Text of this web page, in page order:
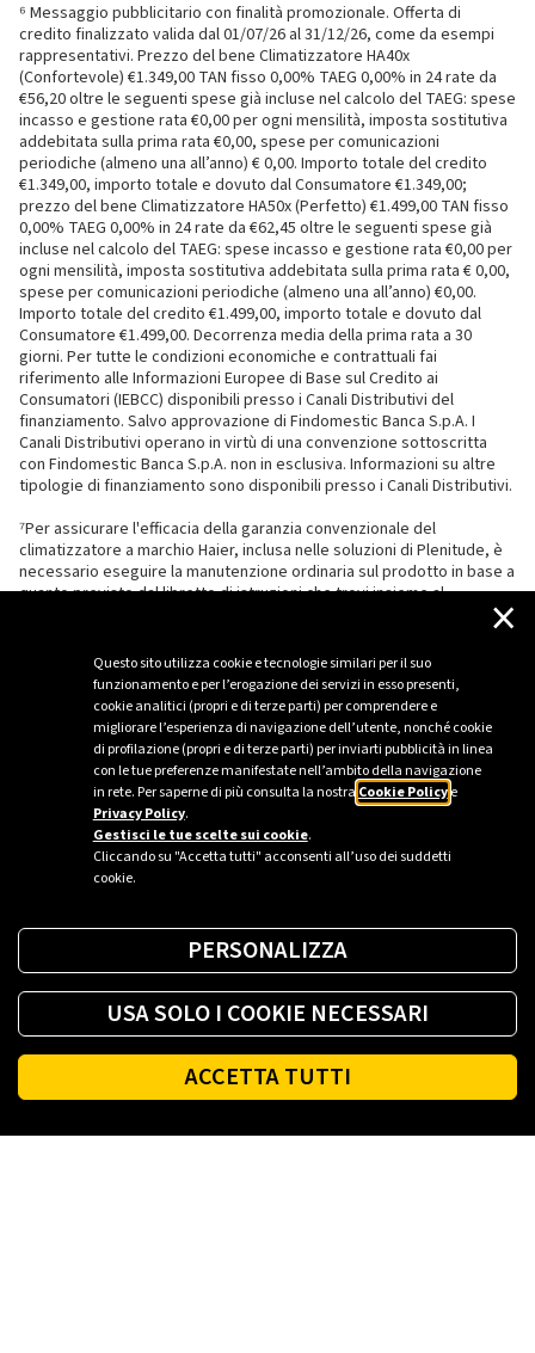
Questo sito utilizza cookie e tecnologie similari per il suo
funzionamento e per l’erogazione dei servizi in esso presenti,
cookie analitici (propri e di terze parti) per comprendere e
migliorare l’esperienza di navigazione dell’utente, nonché cookie
di profilazione (propri e di terze parti) per inviarti pubblicità in linea
con le tue preferenze manifestate nell’ambito della navigazione
in rete. Per saperne di più consulta la nostra Cookie Policye
Privacy Policy.
Gestisci le tue scelte sui cookie.
Cliccando su "Accetta tutti" acconsenti all’uso dei suddetti
cookie.
×
PERSONALIZZA
USA SOLO I COOKIE NECESSARI
ACCETTA TUTTI
⁶ Messaggio pubblicitario con finalità promozionale. Offerta di
credito finalizzato valida dal 01/07/26 al 31/12/26, come da esempi
rappresentativi. Prezzo del bene Climatizzatore HA40x
(Confortevole) €1.349,00 TAN fisso 0,00% TAEG 0,00% in 24 rate da
€56,20 oltre le seguenti spese già incluse nel calcolo del TAEG: spese
incasso e gestione rata €0,00 per ogni mensilità, imposta sostitutiva
addebitata sulla prima rata €0,00, spese per comunicazioni
periodiche (almeno una all’anno) € 0,00. Importo totale del credito
€1.349,00, importo totale e dovuto dal Consumatore €1.349,00;
prezzo del bene Climatizzatore HA50x (Perfetto) €1.499,00 TAN fisso
0,00% TAEG 0,00% in 24 rate da €62,45 oltre le seguenti spese già
incluse nel calcolo del TAEG: spese incasso e gestione rata €0,00 per
ogni mensilità, imposta sostitutiva addebitata sulla prima rata € 0,00,
spese per comunicazioni periodiche (almeno una all’anno) €0,00.
Importo totale del credito €1.499,00, importo totale e dovuto dal
Consumatore €1.499,00. Decorrenza media della prima rata a 30
giorni. Per tutte le condizioni economiche e contrattuali fai
riferimento alle Informazioni Europee di Base sul Credito ai
Consumatori (IEBCC) disponibili presso i Canali Distributivi del
finanziamento. Salvo approvazione di Findomestic Banca S.p.A. I
Canali Distributivi operano in virtù di una convenzione sottoscritta
con Findomestic Banca S.p.A. non in esclusiva. Informazioni su altre
tipologie di finanziamento sono disponibili presso i Canali Distributivi.
⁷Per assicurare l'efficacia della garanzia convenzionale del
climatizzatore a marchio Haier, inclusa nelle soluzioni di Plenitude, è
necessario eseguire la manutenzione ordinaria sul prodotto in base a
quanto previsto dal libretto di istruzioni che trovi insieme al